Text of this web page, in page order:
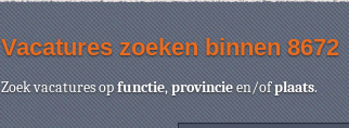
Vacatures zoeken binnen 8672
Zoek vacatures opfunctie,provincieen/ofplaats.